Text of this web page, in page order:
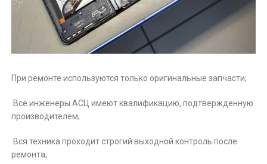
При ремонте используются только оригинальные запчасти;
Все инженеры АСЦ имеют квалификацию, подтвержденную
производителем;
Вся техника проходит строгий выходной контроль после
ремонта;